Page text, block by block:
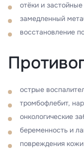
отёки и застойные
замедленный
восстановление
острые
тромбофлебит,
онкологические
беременность и
повреждения